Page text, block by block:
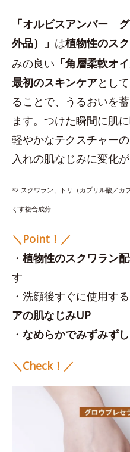
「オルビスアンバー
外品）」 は植物性のス
みの良い 「角層柔軟オ
最初のスキンケアとし
ることで、うるおいを
ます。つけた瞬間に肌
軽やかなテクスチャー
入れの肌なじみに変化が
*2 スクワラン、トリ（カプリル酸／カ
ぐす複合成分
＼Point！／
・ 植物性のスクワラン
す
・洗顔後すぐに使用す
アの肌なじみUP
・ なめらかでみずみず
＼Check！／